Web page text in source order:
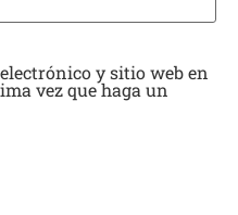
y sitio web en
vez que haga un